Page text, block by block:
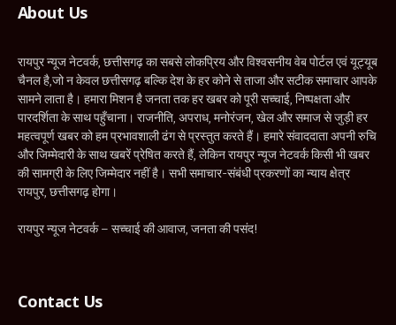
About Us
रायपुर न्यूज नेटवर्क, छत्तीसगढ़ का सबसे लोकप्रिय और विश्वसनीय वेब पोर्टल एवं यूट्यूब
चैनल है,जो न केवल छत्तीसगढ़ बल्कि देश के हर कोने से ताजा और सटीक समाचार आपके
सामने लाता है। हमारा मिशन है जनता तक हर खबर को पूरी सच्चाई, निष्पक्षता और
पारदर्शिता के साथ पहुँचाना। राजनीति, अपराध, मनोरंजन, खेल और समाज से जुड़ी हर
महत्वपूर्ण खबर को हम प्रभावशाली ढंग से प्रस्तुत करते हैं। हमारे संवाददाता अपनी रुचि
और जिम्मेदारी के साथ खबरें प्रेषित करते हैं, लेकिन रायपुर न्यूज नेटवर्क किसी भी खबर
की सामग्री के लिए जिम्मेदार नहीं है। सभी समाचार-संबंधी प्रकरणों का न्याय क्षेत्र
रायपुर, छत्तीसगढ़ होगा।
रायपुर न्यूज नेटवर्क – सच्चाई की आवाज, जनता की पसंद!
Contact Us